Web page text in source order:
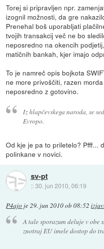
Torej si pripravljen npr.
izognil možnosti, da gre
Prenehal boš uporabljati
tvojih transakcij več ne bo
neposredno na okencih
matičnih bankah, kjer imajo
To je namreč opis bojkota
ne more privoščiti, razen
neposredno z gotovino.
Iz hlapčevskega naroda, se
Evropo.
Od kje je pa to priletelo? Pfff...
polinkane v novici.
sv-pt
::30. jun 2010, 06:19
P4ajo je29. jun 2010 ob 08:52
A tale sporazum deluje v obe
znotraj EU imele dostop do